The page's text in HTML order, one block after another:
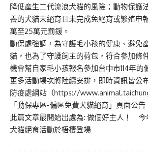
降低產生二代流浪犬貓的風險；動物保護
養的犬貓未絕育且未完成免絕育或繁殖申
萬至25萬元罰鍰。
動保處強調，為守護毛小孩的健康、避免
貓，也為了守護飼主的荷包，符合參加條
機會幫自家毛小孩報名參加台中市114年的
更多活動場次將陸續安排，即時資訊皆公
防疫處網站（https://
「動保專區-偏區免費犬貓絕育」頁面公告
此篇文章最開始出處為: 做個好主人！ 今
犬貓絕育活動於梧棲登場